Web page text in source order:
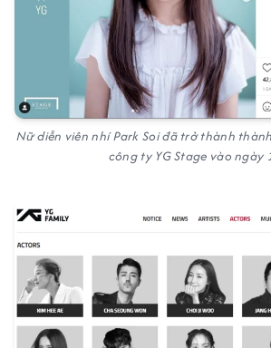
Nữ diễn viên nhí Park Soi đã trở thành
công ty YG Stage vào ngày